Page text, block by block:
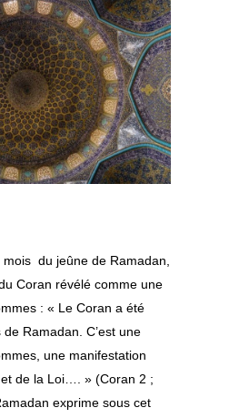
mois du jeûne de Ramadan,
Coran révélé comme une
: « Le Coran a été
Ramadan. C’est une
une manifestation
et de la Loi…. » (Coran 2 ;
exprime sous cet